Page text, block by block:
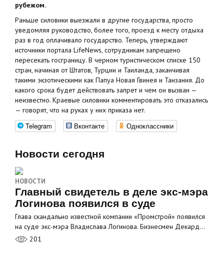
рубежом.
Раньше силовики выезжали в другие государства, просто
уведомляя руководство, более того, проезд к месту отдыха
раз в год оплачивало государство. Теперь, утверждают
источники портала LifeNews, сотрудникам запрещено
пересекать госграницу. В черном туристическом списке 150
стран, начиная от Штатов, Турции и Таиланда, заканчивая
такими экзотическими как Папуа Новая Гвинея и Танзания. До
какого срока будет действовать запрет и чем он вызван —
неизвестно. Краевые силовики комментировать это отказались
— говорят, что на руках у них приказа нет.
Telegram Вконтакте Одноклассники
Новости сегодня
НОВОСТИ
Главный свидетель в деле экс-мэра
Логинова появился в суде
Глава скандально известной компании «Промстрой» появился
на суде экс-мэра Владислава Логинова. Бизнесмен Декард…
201